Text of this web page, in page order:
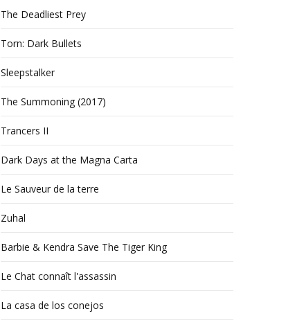
The Deadliest Prey
Torn: Dark Bullets
Sleepstalker
The Summoning (2017)
Trancers II
Dark Days at the Magna Carta
Le Sauveur de la terre
Zuhal
Barbie & Kendra Save The Tiger King
Le Chat connaît l'assassin
La casa de los conejos